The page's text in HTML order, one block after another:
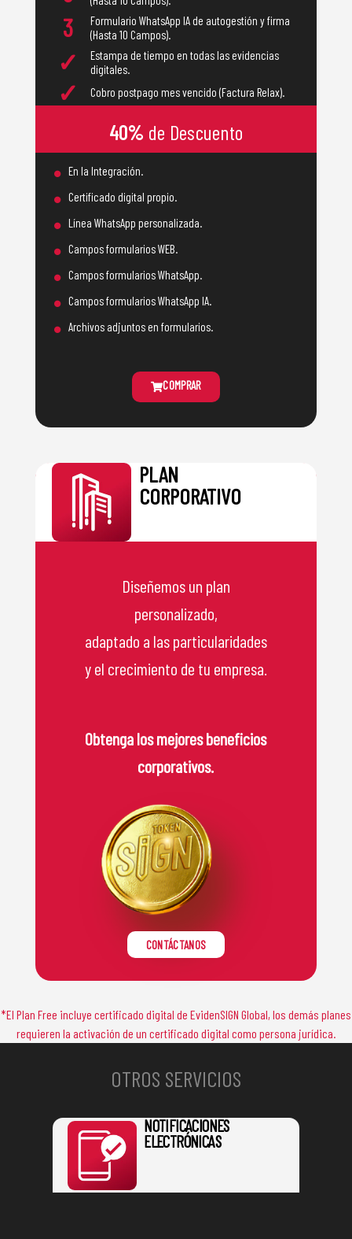
3
Formulario WhatsApp IA de autogestión y firma
(Hasta 10 Campos).
✓
Estampa de tiempo en todas las evidencias
digitales.
✓ Cobro postpago mes vencido (Factura Relax).
40% de Descuento
• En la Integración.
• Certificado digital propio.
• Línea WhatsApp personalizada.
• Campos formularios WEB.
• Campos formularios WhatsApp.
• Campos formularios WhatsApp IA.
• Archivos adjuntos en formularios.
COMPRAR
PLAN
CORPORATIVO
Diseñemos un plan
personalizado,
adaptado a las particularidades
y el crecimiento de tu empresa.
Obtenga los mejores beneficios
corporativos.
CONTÁCTANOS
*El Plan Free incluye certificado digital de EvidenSIGN Global, los demás planes
requieren la activación de un certificado digital como persona jurídica.
OTROS SERVICIOS
NOTIFICACIONES
ELECTRÓNICAS